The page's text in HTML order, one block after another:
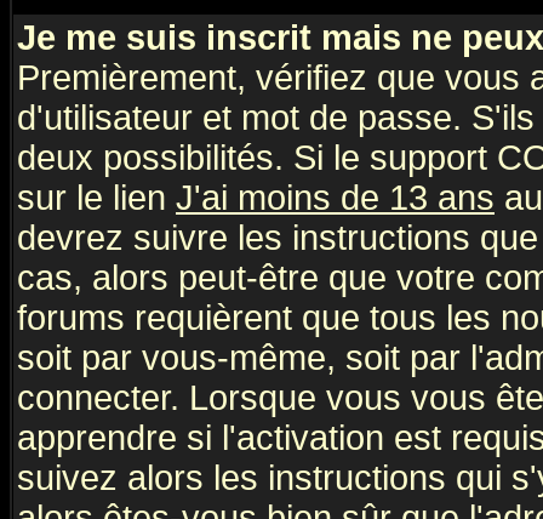
Je me suis inscrit mais ne
Premièrement, vérifiez que vous
d'utilisateur et mot de passe.
deux possibilités. Si le support
sur le lien J'ai moins de 13 ans
devrez suivre les instructions
cas, alors peut-être que votre
forums requièrent que tous les
soit par vous-même, soit par
connecter. Lorsque vous vous
apprendre si l'activation est
suivez alors les instructions qui